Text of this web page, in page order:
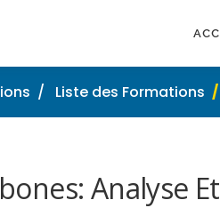
Liste des Formations
Analyse